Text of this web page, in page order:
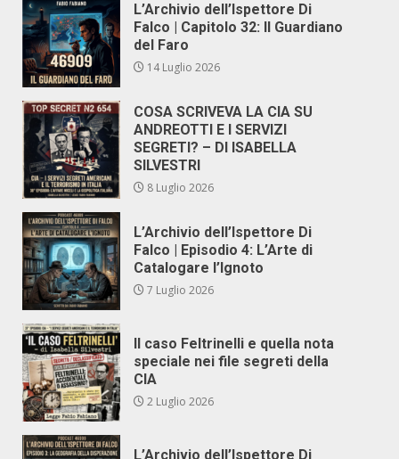
L’Archivio dell’Ispettore Di
Falco | Capitolo 32: Il Guardiano
del Faro
14 Luglio 2026
COSA SCRIVEVA LA CIA SU
ANDREOTTI E I SERVIZI
SEGRETI? – DI ISABELLA
SILVESTRI
8 Luglio 2026
L’Archivio dell’Ispettore Di
Falco | Episodio 4: L’Arte di
Catalogare l’Ignoto
7 Luglio 2026
Il caso Feltrinelli e quella nota
speciale nei file segreti della
CIA
2 Luglio 2026
L’Archivio dell’Ispettore Di